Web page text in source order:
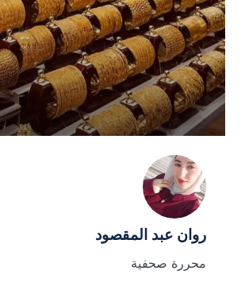
روان عبد المقصود
محررة صحفية